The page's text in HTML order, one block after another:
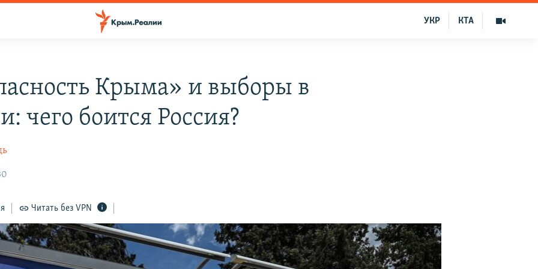
КТА
УКР
Крыма» и выборы в
чего боится Россия?
Читать без VPN